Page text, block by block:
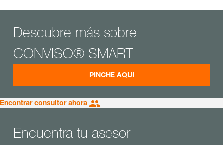
Descubre más sobre
CONVISO® SMART
PINCHE AQUI
Encontrar consultor ahora
Encuentra tu asesor